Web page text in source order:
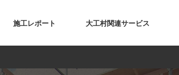
施工レポート 大工村関連サービス